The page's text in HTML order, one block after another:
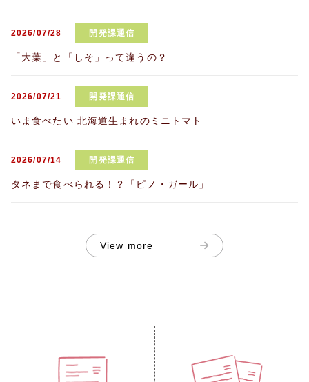
2026/07/28 開発課通信
「大葉」と「しそ」って違うの？
2026/07/21 開発課通信
いま食べたい 北海道生まれのミニトマト
2026/07/14 開発課通信
タネまで食べられる！？「ピノ・ガール」
View more